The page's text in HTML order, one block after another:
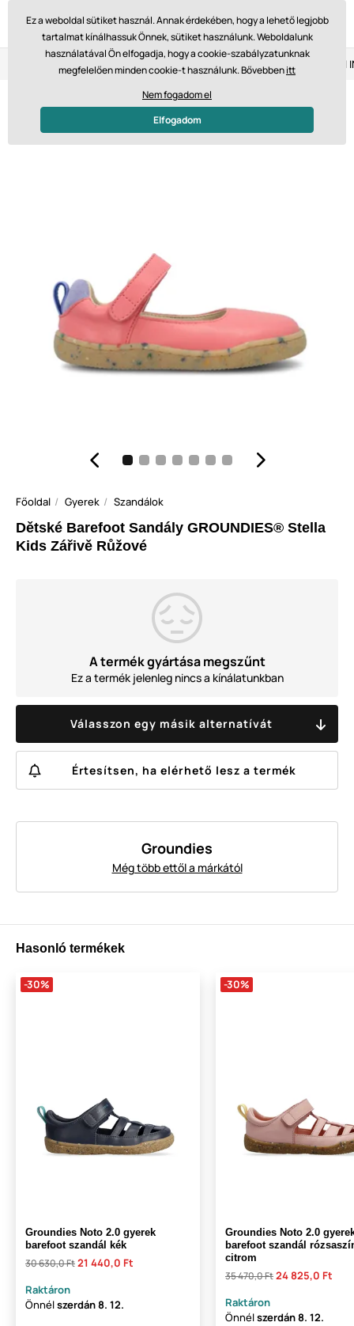
Visszaküldés 14 napon belül Gyors szállítás 61 475 Ft-tól
Főoldal Gyerek Szandálok
Dětské Barefoot Sandály GROUNDIES® Stella
Kids Zářivě Růžové
A termék gyártása megszűnt
Ez a termék jelenleg nincs a kínálatunkban
Válasszon egy másik alternatívát
Értesítsen, ha elérhető lesz a termék
Groundies
Még több ettől a márkától
Hasonló termékek
-30%
Groundies Noto 2.0 gyerek
barefoot szandál kék
30 630,0 Ft21 440,0 Ft
Raktáron
Önnélszerdán8. 12.
-30%
Groundies Noto 2.0
barefoot szandál
citrom
35 470,0 Ft24 825,0 Ft
Raktáron
Önnélszerdán8. 12.
Ez a weboldal sütiket használ. Annak érdekében, hogy a lehető legjobb
tartalmat kínálhassuk Önnek, sütiket használunk. Weboldalunk
használatával Ön elfogadja, hogy a cookie-szabályzatunknak
megfelelően minden cookie-t használunk. Bővebbenitt
Nem fogadom el
Elfogadom